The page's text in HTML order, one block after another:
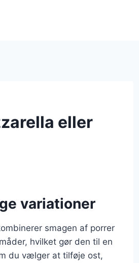
eller
variationer
smagen af porrer
hvilket gør den til en
du vælger at tilføje ost,